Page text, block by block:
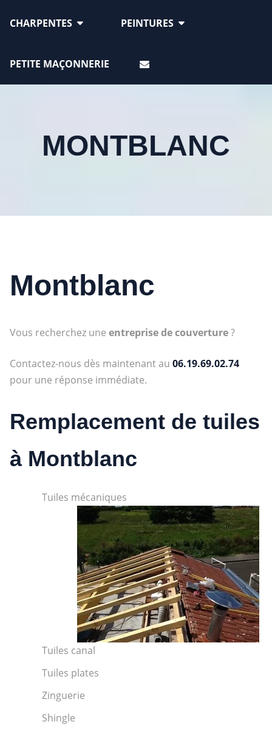
CHARPENTES PEINTURES
PETITE MAÇONNERIE
MONTBLANC
Montblanc
Vous recherchez une entreprise de couverture?
Contactez-nous dès maintenant au 06.19.69.02.74
pour une réponse immédiate.
Remplacement de tuiles
à Montblanc
Tuiles mécaniques
Tuiles canal
Tuiles plates
Zinguerie
Shingle